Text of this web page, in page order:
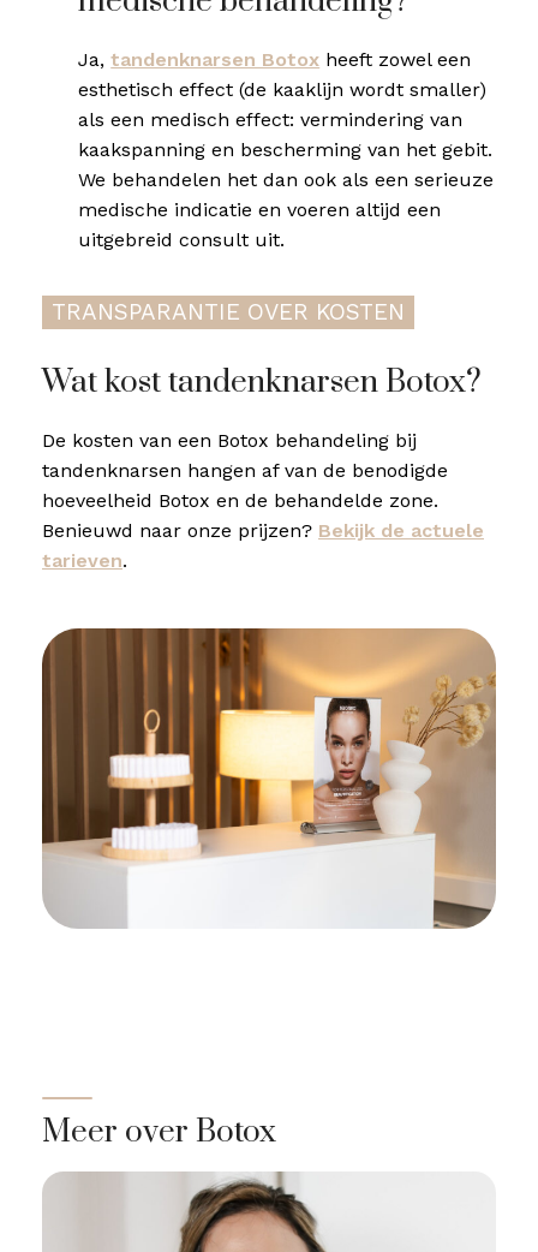
Ja,tandenknarsen Botox heeft zowel een
esthetisch effect (de kaaklijn wordt smaller)
als een medisch effect: vermindering van
kaakspanning en bescherming van het gebit.
We behandelen het dan ook als een serieuze
medische indicatie en voeren altijd een
uitgebreid consult uit.
TRANSPARANTIE OVER KOSTEN
Wat kost tandenknarsen Botox?
De kosten van een Botox behandeling bij
tandenknarsen hangen af van de benodigde
hoeveelheid Botox en de behandelde zone.
Benieuwd naar onze prijzen? Bekijk de actuele
tarieven.
Meer over Botox